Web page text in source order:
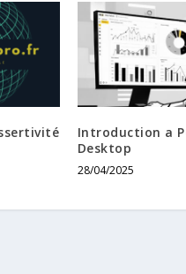
Introduction a
Desktop
28/04/2025